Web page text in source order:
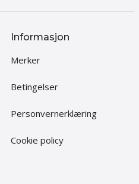
Informasjon
Merker
Betingelser
Personvernerklæring
Cookie policy